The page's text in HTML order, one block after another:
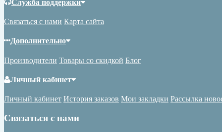
Служба поддержки
Связаться с нами Карта сайта
Дополнительно
Производители Товары со скидкой Блог
Личный кабинет
Личный кабинет История заказов Мои закладки Рассылка
Связаться с нами